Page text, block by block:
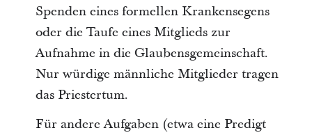
Spenden eines formellen Krankensegens
oder die Taufe eines Mitglieds zur
Aufnahme in die Glaubensgemeinschaft.
Nur würdige männliche Mitglieder tragen
das Priestertum.
Für andere Aufgaben (etwa eine Predigt